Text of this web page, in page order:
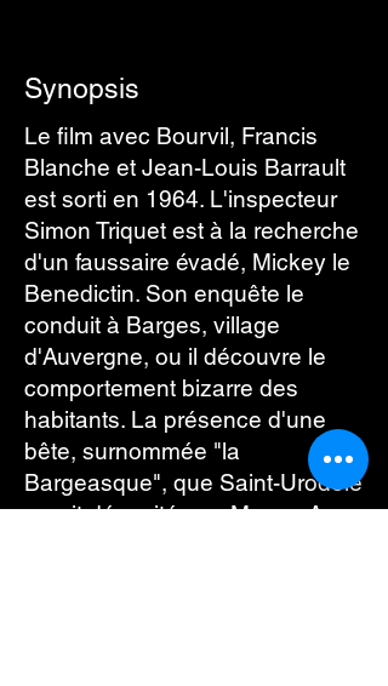
Synopsis
Le film avec Bourvil, Francis
Blanche et Jean-Louis Barrault
est sorti en 1964. L'inspecteur
Simon Triquet est à la recherche
d'un faussaire évadé, Mickey le
Benedictin. Son enquête le
conduit à Barges, village
d'Auvergne, ou il découvre le
comportement bizarre des
habitants. La présence d'une
bête, surnommée "la
Bargeasque", que Saint-Urodele
aurait décapitée au Moyen-Age,